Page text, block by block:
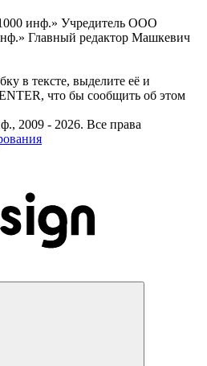
инф.» Учредитель ООО
Главный редактор Машкевич
в тексте, выделите её и
что бы сообщить об этом
2009 - 2026. Все права